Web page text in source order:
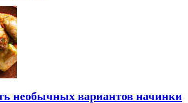
необычных вариантов начинки